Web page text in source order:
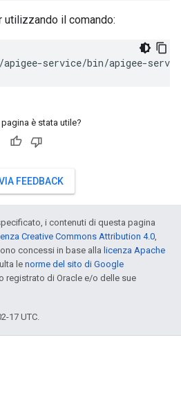
utilizzando il comando:
service/bin/apigee-
è stata utile?
FEEDBACK
i contenuti di questa pagina
Creative Commons Attribution 4.0,
concessi in base alla licenza Apache
le norme del sito di Google
registrato di Oracle e/o delle sue
17 UTC.